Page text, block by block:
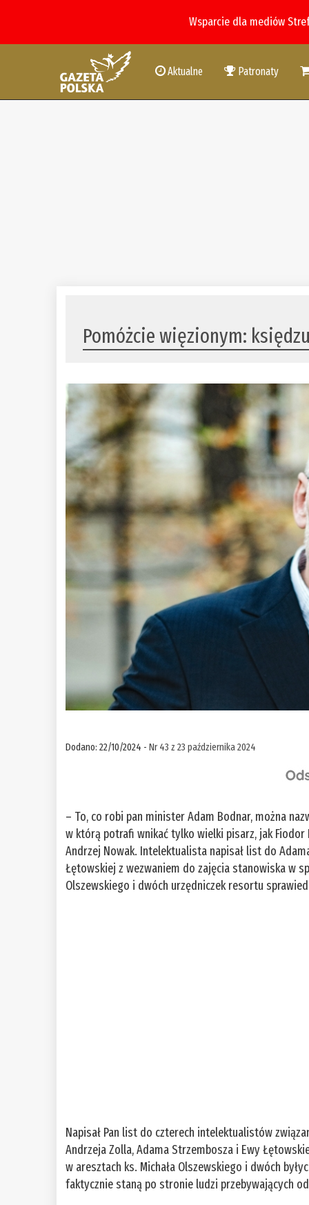
Wsparcie dla mediów
Aktualne Patronaty
Pomóżcie więzionym:
Dodano: 22/10/2024 -Nr 43 z 23 października 2024
– To, co robi pan minister Adam Bodnar, można
w którą potrafi wnikać tylko wielki pisarz, jak Fiodor
Andrzej Nowak. Intelektualista napisał list do
Łętowskiej z wezwaniem do zajęcia stanowiska w
Olszewskiego i dwóch urzędniczek resortu
Napisał Pan list do czterech intelektualistów
Andrzeja Zolla, Adama Strzembosza i Ewy
w aresztach ks. Michała Olszewskiego i dwóch
faktycznie staną po stronie ludzi przebywających